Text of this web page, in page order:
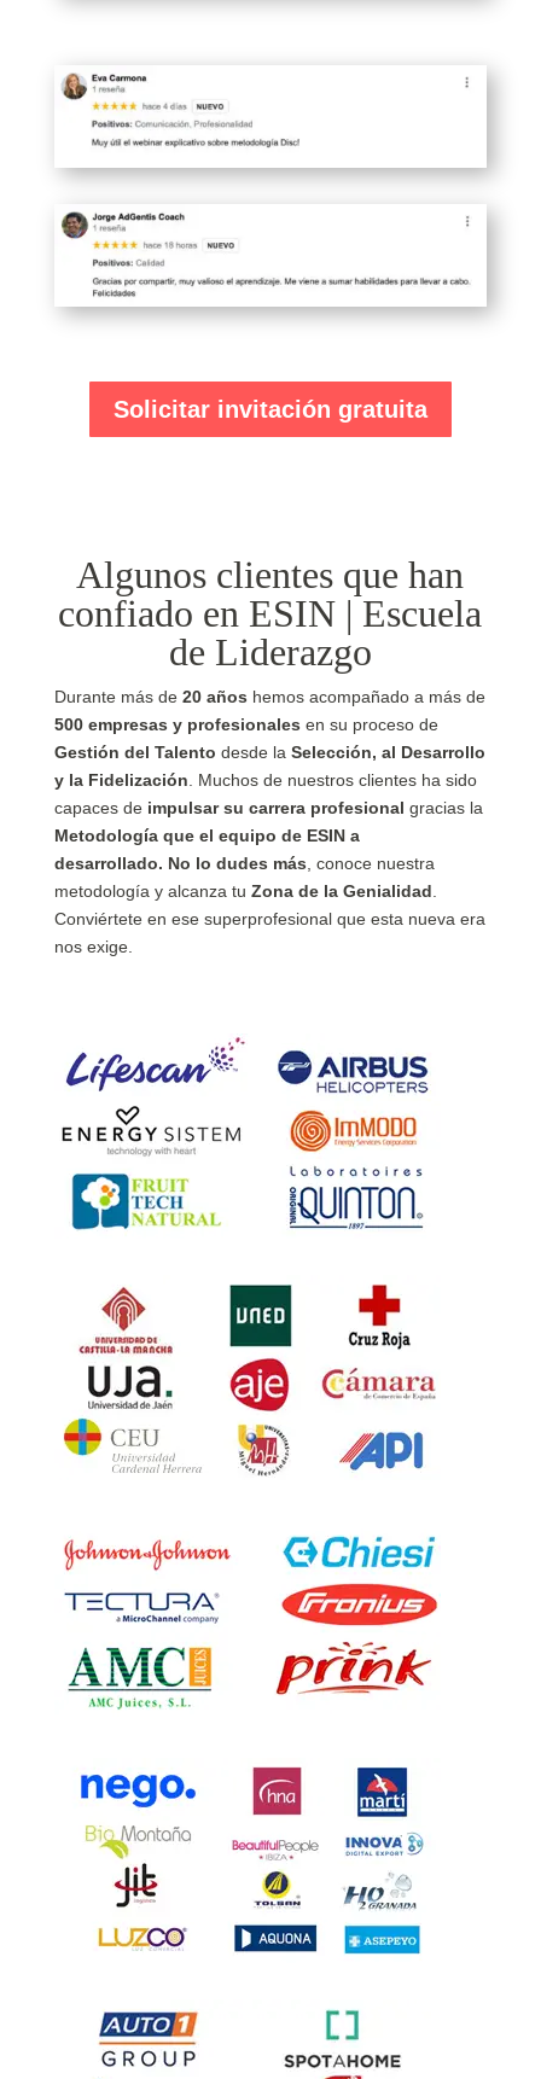
Solicitar invitación gratuita
Algunos clientes que han
confiado en ESIN | Escuela
de Liderazgo
Durante más de 20 años hemos acompañado a más de
500 empresas y profesionales en su proceso de
Gestión del Talento desde la Selección, al Desarrollo
y la Fidelización. Muchos de nuestros clientes ha sido
capaces de impulsar su carrera profesional gracias la
Metodología que el equipo de ESIN a
desarrollado. No lo dudes más, conoce nuestra
metodología y alcanza tu Zona de la Genialidad.
Conviértete en ese superprofesional que esta nueva era
nos exige.